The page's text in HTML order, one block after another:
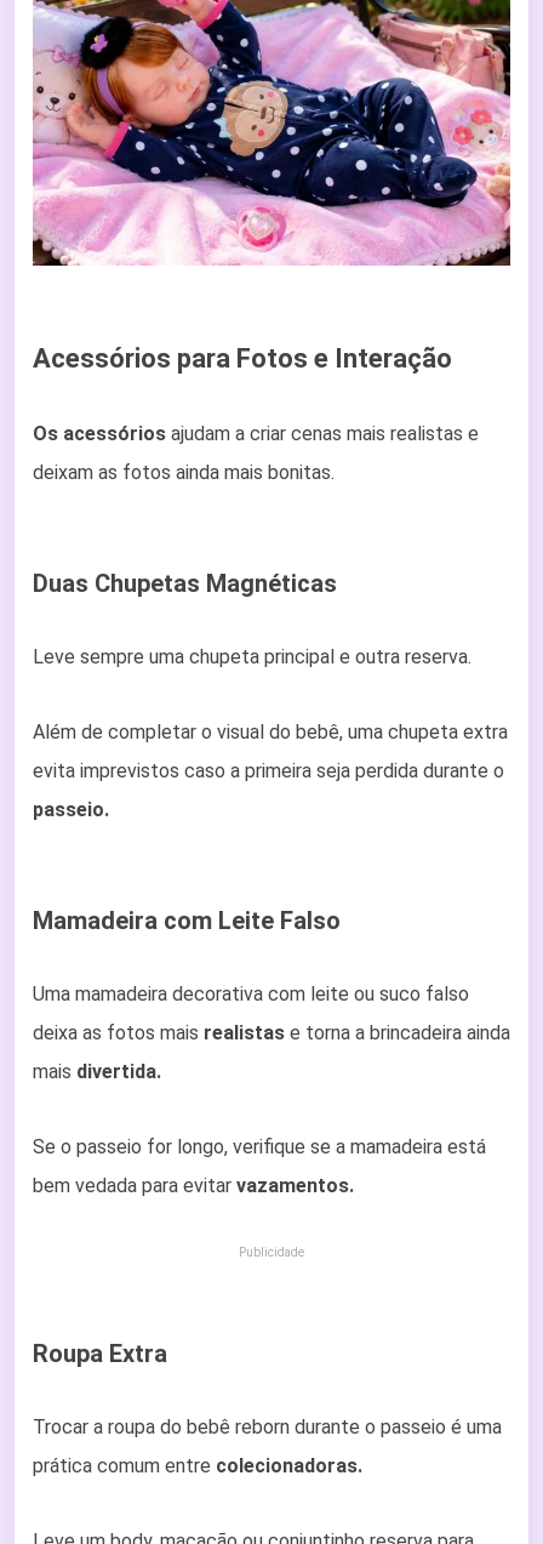
Acessórios para Fotos e Interação
Os acessórios ajudam a criar cenas mais realistas e
deixam as fotos ainda mais bonitas.
Duas Chupetas Magnéticas
Leve sempre uma chupeta principal e outra reserva.
Além de completar o visual do bebê, uma chupeta extra
evita imprevistos caso a primeira seja perdida durante o
passeio.
Mamadeira com Leite Falso
Uma mamadeira decorativa com leite ou suco falso
deixa as fotos mais realistas e torna a brincadeira ainda
mais divertida.
Se o passeio for longo, verifique se a mamadeira está
bem vedada para evitar vazamentos.
Publicidade
Roupa Extra
Trocar a roupa do bebê reborn durante o passeio é uma
prática comum entre colecionadoras.